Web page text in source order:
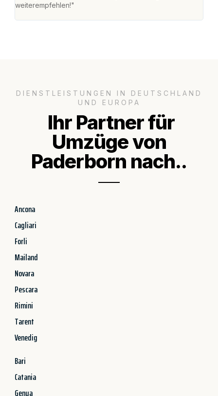
weiterempfehlen!"
DIENSTLEISTUNGEN IN DEUTSCHLAND
UND EUROPA
Ihr Partner für
Umzüge von
Paderborn nach..
Ancona
Cagliari
Forli
Mailand
Novara
Pescara
Rimini
Tarent
Venedig
Bari
Catania
Genua